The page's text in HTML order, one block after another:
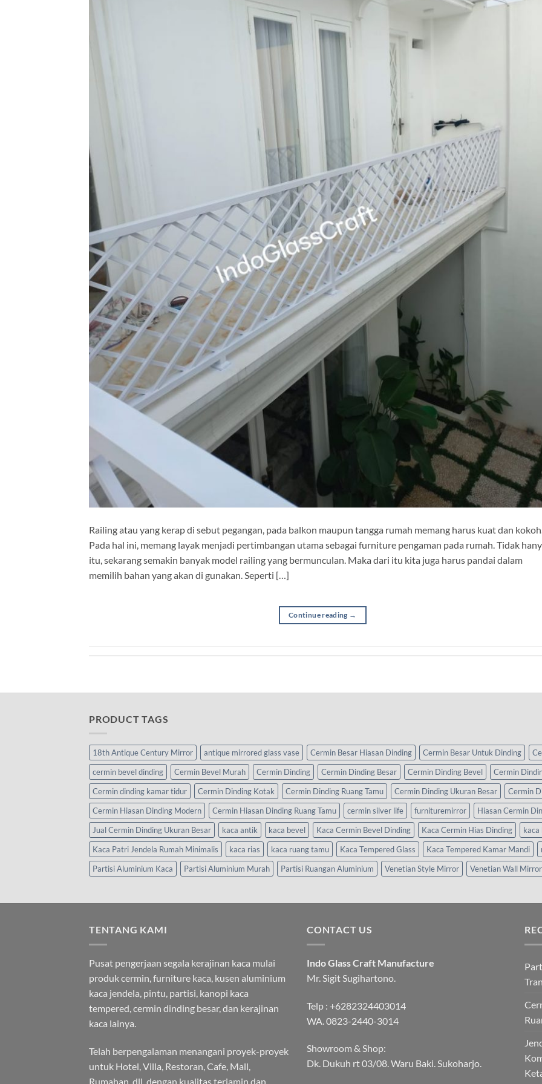
Railing atau yang kerap di sebut pegangan, pada balkon maupun tangga rumah memang harus kuat dan
Pada hal ini, memang layak menjadi pertimbangan utama sebagai furniture pengaman pada rumah. Tidak
itu, sekarang semakin banyak model railing yang bermunculan. Maka dari itu kita juga harus pandai dalam
memilih bahan yang akan di gunakan. Seperti […]
Continue reading →
PRODUCT TAGS
18th Antique Century Mirror antique mirrored glass vase Cermin Besar Hiasan Dinding Cermin Besar Untuk Dinding
cermin bevel dinding
Cermin Bevel Murah Cermin Dinding Cermin Dinding Besar Cermin Dinding Bevel
Cermin
Cermin dinding kamar tidur
Cermin Dinding Kotak Cermin Dinding Ruang Tamu Cermin Dinding Ukuran Besar
Cermin
Cermin Hiasan Dinding Modern
Cermin Hiasan Dinding Ruang Tamu cermin silver life furnituremirror
Hiasan Cermin
Jual Cermin Dinding Ukuran Besar
kaca antik kaca bevel Kaca Cermin Bevel Dinding Kaca Cermin Hias Dinding
kaca
Kaca Patri Jendela Rumah Minimalis
kaca rias kaca ruang tamu Kaca Tempered Glass Kaca Tempered Kamar Mandi
Partisi Aluminium Kaca
Partisi Aluminium Murah Partisi Ruangan Aluminium Venetian Style Mirror Venetian Wall Mirror
TENTANG KAMI
Pusat pengerjaan segala kerajinan kaca mulai
produk cermin, furniture kaca, kusen aluminium
kaca jendela, pintu, partisi, kanopi kaca
tempered, cermin dinding besar, dan kerajinan
kaca lainya.
Telah berpengalaman menangani proyek-proyek
untuk Hotel, Villa, Restoran, Cafe, Mall,
Rumahan, dll. dengan kualitas terjamin dan
CONTACT US
Indo Glass Craft Manufacture
Mr. Sigit Sugihartono.
Telp : +6282324403014
WA. 0823-2440-3014
Showroom & Shop:
Dk. Dukuh rt 03/08. Waru Baki. Sukoharjo.